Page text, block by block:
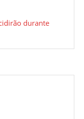
durante